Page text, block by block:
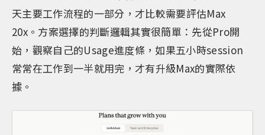
天主要工作流程的一部分，才比較需要評估Max
20x。方案選擇的判斷邏輯其實很簡單：先從Pro開
始，觀察自己的Usage進度條，如果五小時session
常常在工作到一半就用完，才有升級Max的實際依
據。